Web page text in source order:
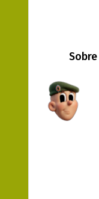
Sobre